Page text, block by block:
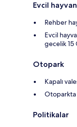
Evcil hayvan
Rehber
Evcil
gecelik 15
Otopark
Kapalı
Otoparkta
Politikalar